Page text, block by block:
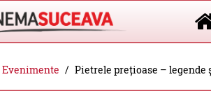
Pietrele prețioase – legende